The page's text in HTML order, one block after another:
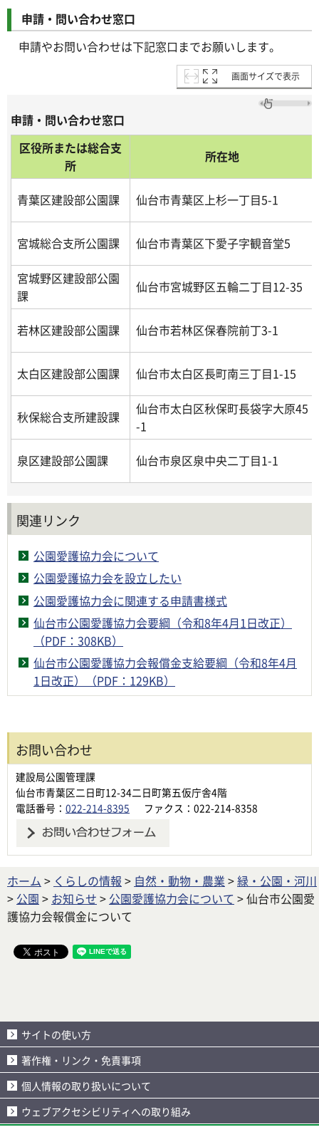
申請・問い合わせ窓口
申請やお問い合わせは下記窓口までお願いします。
画面サイズで表示
申請・問い合わせ窓口
区役所または総合支
所
所在地
青葉区建設部公園課 仙台市青葉区上杉一丁目5-1
宮城総合支所公園課 仙台市青葉区下愛子字観音堂5
宮城野区建設部公園
課
仙台市宮城野区五輪二丁目12-35
若林区建設部公園課 仙台市若林区保春院前丁3-1
太白区建設部公園課 仙台市太白区長町南三丁目1-15
秋保総合支所建設課
仙台市太白区秋保町長袋字大原45
-1
泉区建設部公園課
仙台市泉区泉中央二丁目1-1
関連リンク
公園愛護協力会について
公園愛護協力会を設立したい
公園愛護協力会に関連する申請書様式
仙台市公園愛護協力会要綱（令和8年4月1日改正）
（PDF：308KB）
仙台市公園愛護協力会報償金支給要綱（令和8年4月
1日改正）（PDF：129KB）
お問い合わせ
建設局公園管理課
仙台市青葉区二日町12-34二日町第五仮庁舎4階
電話番号： 022-214-8395 ファクス：022-214-8358
ホーム > くらしの情報 > 自然・動物・農業 >緑・公園・河川
> 公園 > お知らせ > 公園愛護協力会について > 仙台市公園愛
護協力会報償金について
サイトの使い方
著作権・リンク・免責事項
個人情報の取り扱いについて
ウェブアクセシビリティへの取り組み